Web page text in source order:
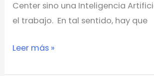
Center sino una Inteligencia
el trabajo. En tal sentido, hay que
Leer más »